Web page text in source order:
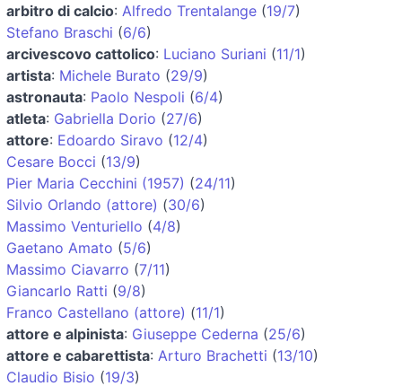
arbitro di calcio: Alfredo Trentalange (19/7)
Stefano Braschi (6/6)
arcivescovo cattolico: Luciano Suriani (11/1)
artista: Michele Burato (29/9)
astronauta: Paolo Nespoli (6/4)
atleta: Gabriella Dorio (27/6)
attore: Edoardo Siravo (12/4)
Cesare Bocci (13/9)
Pier Maria Cecchini (1957) (24/11)
Silvio Orlando (attore) (30/6)
Massimo Venturiello (4/8)
Gaetano Amato (5/6)
Massimo Ciavarro (7/11)
Giancarlo Ratti (9/8)
Franco Castellano (attore) (11/1)
attore e alpinista: Giuseppe Cederna (25/6)
attore e cabarettista: Arturo Brachetti (13/10)
Claudio Bisio (19/3)